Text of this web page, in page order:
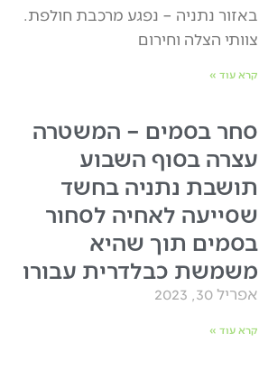
באזור נתניה – נפגע מרכבת חולפת.
צוותי הצלה וחירום
קרא עוד »
סחר בסמים – המשטרה
עצרה בסוף השבוע
תושבת נתניה בחשד
שסייעה לאחיה לסחור
בסמים תוך שהיא
משמשת כבלדרית עבורו
אפריל 30, 2023
קרא עוד »